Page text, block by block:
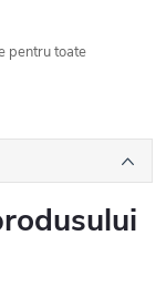
pentru toate